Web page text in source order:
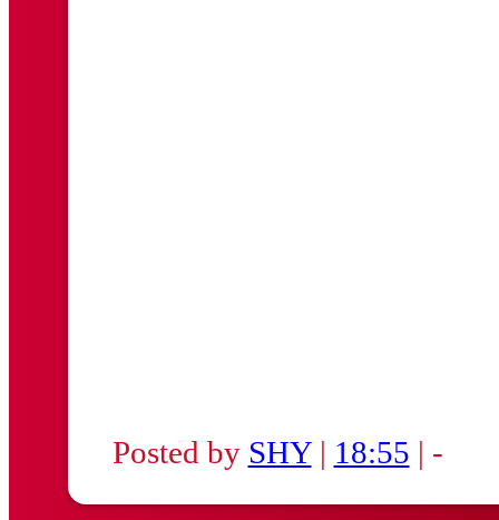
Posted by SHY| 18:55 | -